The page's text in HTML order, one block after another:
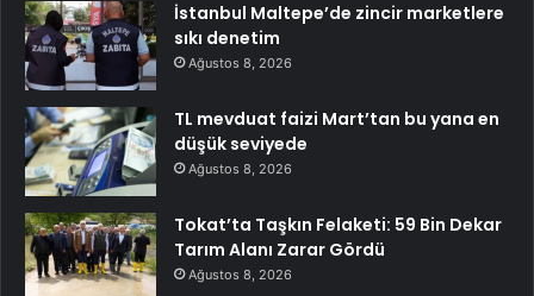
İstanbul Maltepe’de zincir marketlere
sıkı denetim
Ağustos 8, 2026
TL mevduat faizi Mart’tan bu yana en
düşük seviyede
Ağustos 8, 2026
Tokat’ta Taşkın Felaketi: 59 Bin Dekar
Tarım Alanı Zarar Gördü
Ağustos 8, 2026